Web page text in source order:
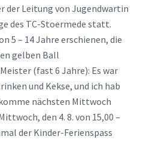
der Leitung von Jugendwartin
des TC-Stoermede statt.
5 – 14 Jahre erschienen, die
gelben Ball
(fast 6 Jahre): Es war
und Kekse, und ich hab
nächsten Mittwoch
den 4. 8. von 15,00 –
der Kinder-Ferienspass